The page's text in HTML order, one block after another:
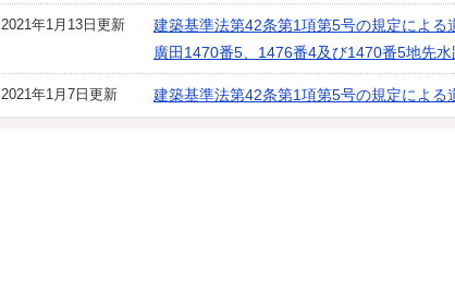
2021年1月13日更新
建築基準法第42条第1項第5号の規定によ
廣田1470番5、1476番4及び1470番5地先水
2021年1月7日更新 建築基準法第42条第1項第5号の規定による